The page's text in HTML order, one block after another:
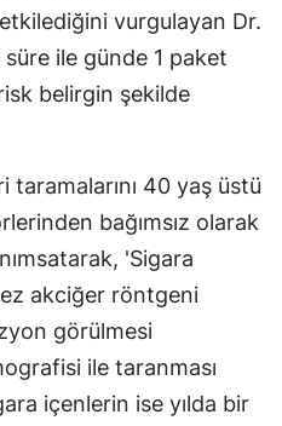
vurgulayan Dr.
ile günde 1 paket
belirgin şekilde
40 yaş üstü
bağımsız olarak
'Sigara
akciğer röntgeni
görülmesi
ile taranması
içenlerin ise yılda bir